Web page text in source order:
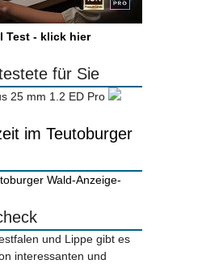
Test - klick hier
für Sie
25 mm 1.2 ED Pro
im Teutoburger
-Anzeige-
und Lippe gibt es
interessanten und